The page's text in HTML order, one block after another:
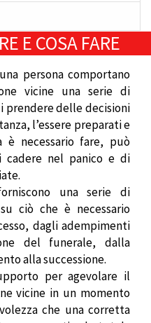
E COSA FARE
persona comportano
vicine una serie di
prendere delle decisioni
l’essere preparati e
è necessario fare, può
nel panico e di
una serie di
ciò che è necessario
dagli adempimenti
del funerale, dalla
alla successione.
per agevolare il
vicine in un momento
che una corretta